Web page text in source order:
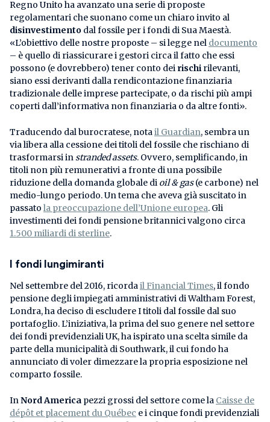
Regno Unito ha avanzato una serie di proposte
regolamentari che suonano come un chiaro invito al
disinvestimento dal fossile per i fondi di Sua Maestà.
«L’obiettivo delle nostre proposte – si legge nel documento
– è quello di riassicurare i gestori circa il fatto che essi
possono (e dovrebbero) tener conto dei rischi rilevanti,
siano essi derivanti dalla rendicontazione finanziaria
tradizionale delle imprese partecipate, o da rischi più ampi
coperti dall’informativa non finanziaria o da altre fonti».
Traducendo dal burocratese, notail Guardian, sembra un
via libera alla cessione dei titoli del fossile che rischiano di
trasformarsi instranded assets. Ovvero, semplificando, in
titoli non più remunerativi a fronte di una possibile
riduzione della domanda globale di oil & gas(e carbone) nel
medio-lungo periodo. Un tema che aveva già suscitato in
passato la preoccupazione dell’Unione europea. Gli
investimenti dei fondi pensione britannici valgono circa
1.500 miliardi di sterline.
I fondi lungimiranti
Nel settembre del 2016, ricordail Financial Times, il fondo
pensione degli impiegati amministrativi di Waltham Forest,
Londra, ha deciso di escludere I titoli dal fossile dal suo
portafoglio. L’iniziativa, la prima del suo genere nel settore
dei fondi previdenziali UK, ha ispirato una scelta simile da
parte della municipalità di Southwark, il cui fondo ha
annunciato di voler dimezzare la propria esposizione nel
comparto fossile.
InNord America pezzi grossi del settore come la Caisse de
dépôt et placement du Québec e i cinque fondi previdenziali